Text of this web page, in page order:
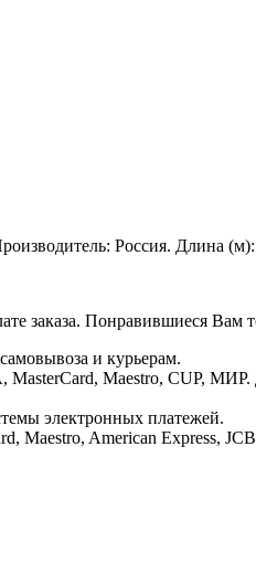
Россия. Длина (м):
заказа. Понравившиеся
и курьерам.
Maestro, CUP,
электронных платежей.
Maestro, American Express,